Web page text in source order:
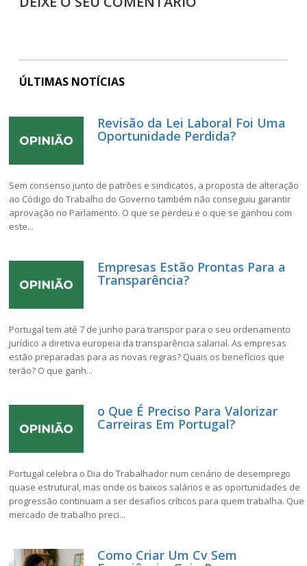
ÚLTIMAS NOTÍCIAS
Revisão da Lei Laboral Foi Uma
Oportunidade Perdida?
Sem consenso junto de patrões e sindicatos, a proposta de alteração
ao Código do Trabalho do Governo também não conseguiu garantir
aprovação no Parlamento. O que se perdeu e o que se ganhou com
este...
Empresas Estão Prontas Para a
Transparência?
Portugal tem até 7 de junho para transpor para o seu ordenamento
jurídico a diretiva europeia da transparência salarial. As empresas
estão preparadas para as novas regras? Quais os benefícios que
terão? O que ganh...
o Que É Preciso Para Valorizar
Carreiras Em Portugal?
Portugal celebra o Dia do Trabalhador num cenário de desemprego
quase estrutural, mas onde os baixos salários e as oportunidades de
progressão continuam a ser desafios críticos para quem trabalha. Que
mercado de trabalho preci...
Como Criar Um Cv Sem